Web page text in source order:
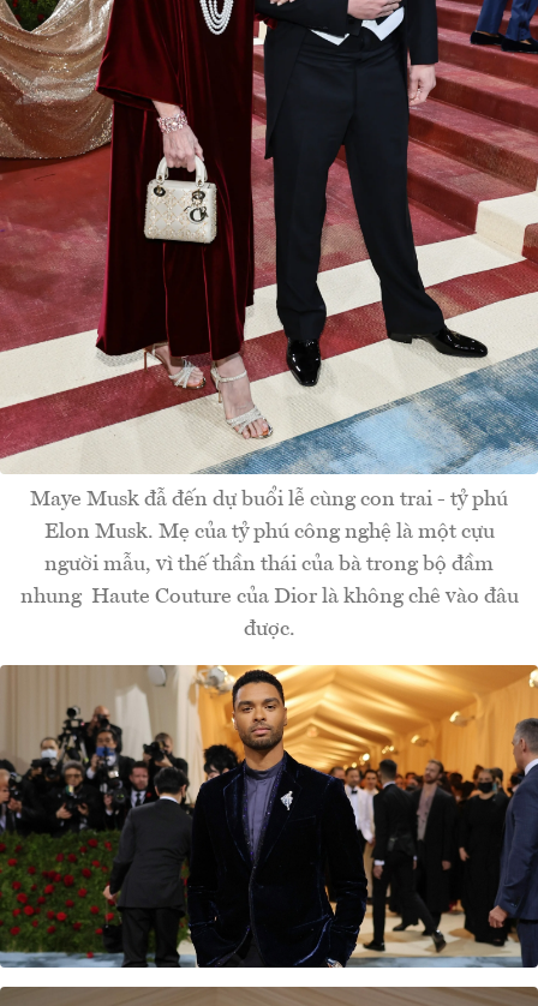
Maye Musk đẫ đến dự buổi lễ cùng con trai - tỷ phú
Elon Musk. Mẹ của tỷ phú công nghệ là một cựu
người mẫu, vì thế thần thái của bà trong bộ đầm
nhung Haute Couture của Dior là không chê vào đâu
được.